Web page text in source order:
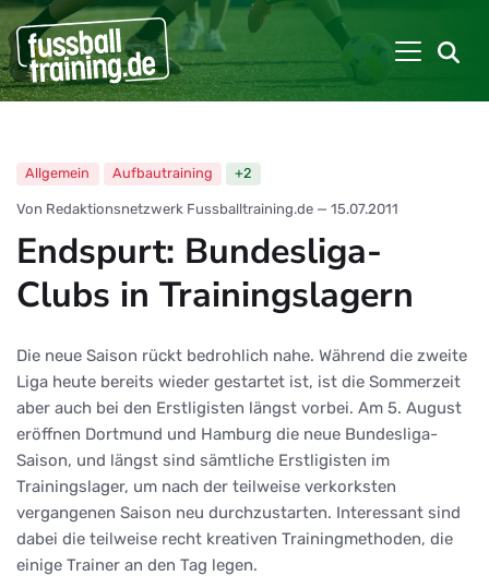
Allgemein Aufbautraining +2
Von Redaktionsnetzwerk Fussballtraining.de — 15.07.2011
Endspurt: Bundesliga-
Clubs in Trainingslagern
Die neue Saison rückt bedrohlich nahe. Während die zweite
Liga heute bereits wieder gestartet ist, ist die Sommerzeit
aber auch bei den Erstligisten längst vorbei. Am 5. August
eröffnen Dortmund und Hamburg die neue Bundesliga-
Saison, und längst sind sämtliche Erstligisten im
Trainingslager, um nach der teilweise verkorksten
vergangenen Saison neu durchzustarten. Interessant sind
dabei die teilweise recht kreativen Trainingmethoden, die
einige Trainer an den Tag legen.